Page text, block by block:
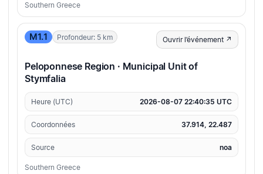
Southern Greece
M1.1 Profondeur: 5 km Ouvrir l’événement ↗
Peloponnese Region · Municipal Unit of
Stymfalia
Heure (UTC) 2026-08-07 22:40:35 UTC
Coordonnées 37.914, 22.487
Source noa
Southern Greece